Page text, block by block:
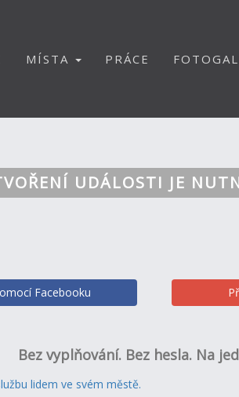
MÍSTA PRÁCE
UDÁLOSTI JE
Facebooku
Bez vyplňování. Bez hesla. Na
lidem ve svém městě.